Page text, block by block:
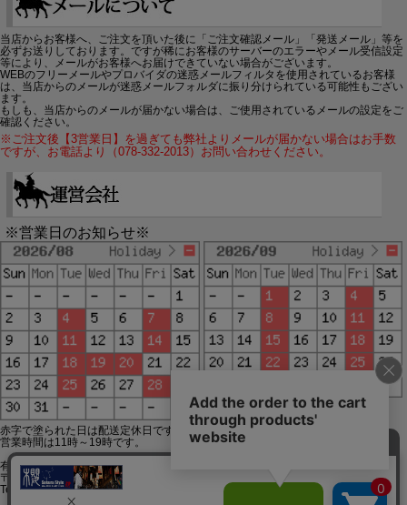
当店からお客様へ、ご注文を頂いた後に「ご注文確認メール」「発送メール」等を
必ずお送りしております。ですが稀にお客様のサーバーのエラーやメール受信設定
等により、メールがお客様へお届けできていない場合がございます。
WEBのフリーメールやプロバイダの迷惑メールフィルタを使用されているお客様
は、当店からのメールが迷惑メールフォルダに振り分けられている可能性もござい
ます。
もしも、当店からのメールが届かない場合は、ご使用されているメールの設定をご
確認ください。
※ご注文後【3営業日】を過ぎても弊社よりメールが届かない場合はお手数
ですが、お電話より（078-332-2013）お問い合わせください。
※営業日のお知らせ※
赤字で塗られた日は配送定休日です。
営業時間は11時～19時です。
有限会社ジップジップ SakuraStyle通販事業部
〒650-0021 神戸市中央区三宮町3-9-19イトウビル1,4F
Tel:078-332-2013 FAX:078-333-6644